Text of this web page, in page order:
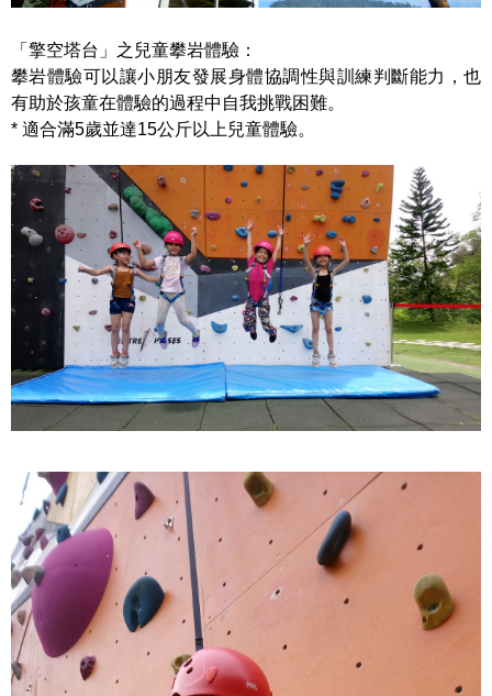
「擎空塔台」之兒童攀岩體驗：
攀岩體驗可以讓小朋友發展身體協調性與訓練判斷能力，也
有助於孩童在體驗的過程中自我挑戰困難。
* 適合滿5歲並達15公斤以上兒童體驗。